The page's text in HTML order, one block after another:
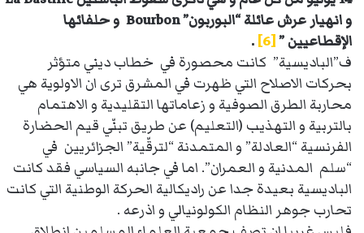
و انهيار عرش عائلة “البوربون”Bourbon و حلفائها
الإقطاعيين ”[6]
.
ف”الباديسية” كانت محصورة في خطاب ديني متؤثر
بحركات الاصلاح التي ظهرت في المشرق ترى ان الاولوية هي
محاربة الطرق الصوفية و زعاماتها التقليدية و الاهتمام
بالتربية و التهذيب (التعليم) عن طريق تبنّي قيم الحضارة
الفرنسية “العادلة” و المتمدنة “لترقّية” الجزائريين في
“سلم المدنية و العمران”. اما في جانبه السياسي فقد كانت
الباديسية بعيدة جدا عن راديكالية الحركة الوطنية التي كانت
تحارب جوهر النظام الكولونيالي و اذرعه .